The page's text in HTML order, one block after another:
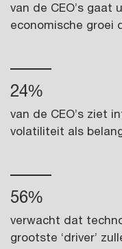
van de CEO’s gaat
economische groei
24%
van de CEO’s ziet
volatiliteit als
56%
verwacht dat
grootste ‘driver’